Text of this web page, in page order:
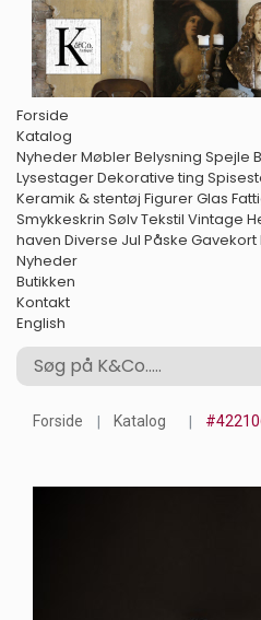
Forside
Katalog
NyhederMøblerBelysning Spejle
LysestagerDekorative ting
Keramik & stentøj FigurerGlas
Smykkeskrin SølvTekstil Vintage
haven Diverse Jul Påske Gavekort
Nyheder
Butikken
Kontakt
English
Forside Katalog